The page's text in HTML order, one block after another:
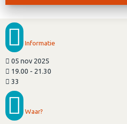
Informatie
05 nov 2025
19.00 - 21.30
33
Waar?